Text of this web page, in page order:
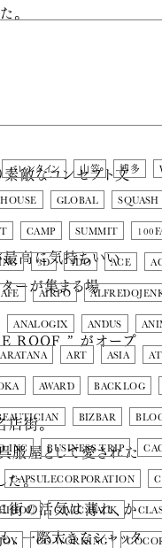
バレンタイン 山笠 博多
GLOBAL SQUASH
CAMP SUMMIT
3D 4DO ACE
AIRPO
ANALOGIX ANDUS
ARATANA ART ASIA
AWARD BACKLOG
BIZBAR
INC BUSINESS TRIP
CAPSULECORPORATION
CIVIC HACK
CO-WORKING
。
敵なコンセプト文
高に気持ちいい
ーが集まる場
ROOF ” がオープ
街。
服屋として愛された
。
街の活気は薄れ、か
一際大きなシャッタ